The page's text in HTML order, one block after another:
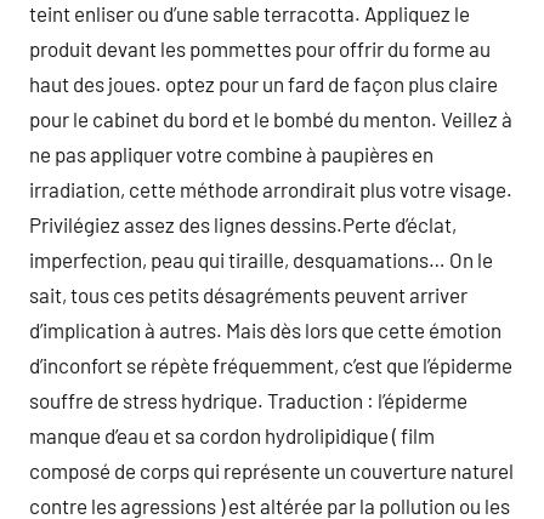
teint enliser ou d’une sable terracotta. Appliquez le
produit devant les pommettes pour offrir du forme au
haut des joues. optez pour un fard de façon plus claire
pour le cabinet du bord et le bombé du menton. Veillez à
ne pas appliquer votre combine à paupières en
irradiation, cette méthode arrondirait plus votre visage.
Privilégiez assez des lignes dessins.Perte d’éclat,
imperfection, peau qui tiraille, desquamations… On le
sait, tous ces petits désagréments peuvent arriver
d’implication à autres. Mais dès lors que cette émotion
d’inconfort se répète fréquemment, c’est que l’épiderme
souffre de stress hydrique. Traduction : l’épiderme
manque d’eau et sa cordon hydrolipidique ( film
composé de corps qui représente un couverture naturel
contre les agressions ) est altérée par la pollution ou les